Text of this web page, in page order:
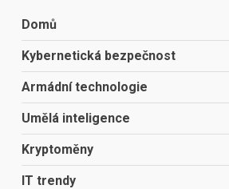
Domů
Kybernetická bezpečnost
Armádní technologie
Umělá inteligence
Kryptoměny
IT trendy